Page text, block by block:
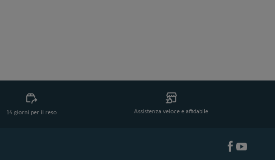
14 giorni per il reso Assistenza veloce e affidabile